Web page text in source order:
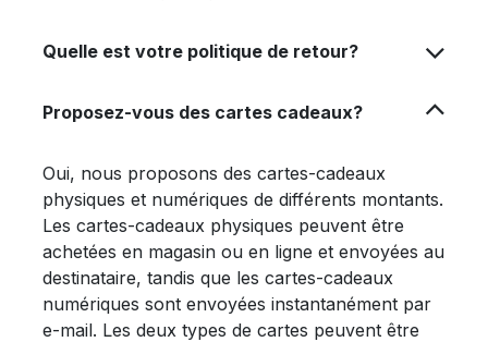
Quelle est votre politique de retour?
Proposez-vous des cartes cadeaux?
Oui, nous proposons des cartes-cadeaux
physiques et numériques de différents montants.
Les cartes-cadeaux physiques peuvent être
achetées en magasin ou en ligne et envoyées au
destinataire, tandis que les cartes-cadeaux
numériques sont envoyées instantanément par
e-mail. Les deux types de cartes peuvent être